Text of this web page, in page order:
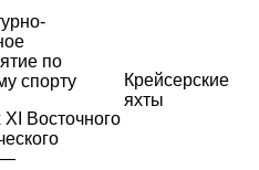
по
спорту
XI Восточного
—
Крейсерские
яхты